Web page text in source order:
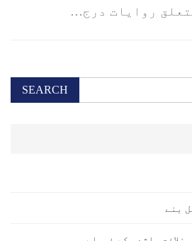
روایات درج…
بنے